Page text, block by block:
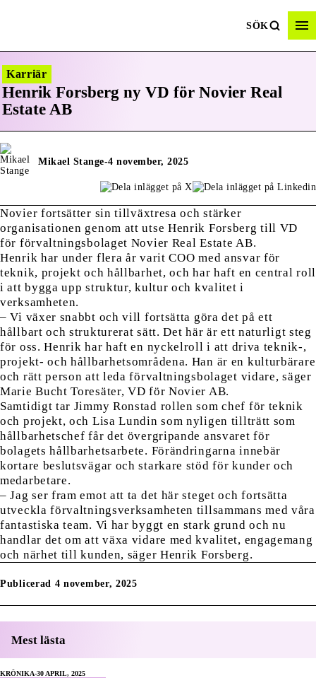
SÖK
Karriär
Henrik Forsberg ny VD för Novier Real
Estate AB
Mikael Stange-4 november, 2025
Novier fortsätter sin tillväxtresa och stärker
organisationen genom att utse Henrik Forsberg till VD
för förvaltningsbolaget Novier Real Estate AB.
Henrik har under flera år varit COO med ansvar för
teknik, projekt och hållbarhet, och har haft en central roll
i att bygga upp struktur, kultur och kvalitet i
verksamheten.
– Vi växer snabbt och vill fortsätta göra det på ett
hållbart och strukturerat sätt. Det här är ett naturligt steg
för oss. Henrik har haft en nyckelroll i att driva teknik-,
projekt- och hållbarhetsområdena. Han är en kulturbärare
och rätt person att leda förvaltningsbolaget vidare, säger
Marie Bucht Toresäter, VD för Novier AB.
Samtidigt tar Jimmy Ronstad rollen som chef för teknik
och projekt, och Lisa Lundin som nyligen tillträtt som
hållbarhetschef får det övergripande ansvaret för
bolagets hållbarhetsarbete. Förändringarna innebär
kortare beslutsvägar och starkare stöd för kunder och
medarbetare.
– Jag ser fram emot att ta det här steget och fortsätta
utveckla förvaltningsverksamheten tillsammans med våra
fantastiska team. Vi har byggt en stark grund och nu
handlar det om att växa vidare med kvalitet, engagemang
och närhet till kunden, säger Henrik Forsberg.
Publicerad 4 november, 2025
Mest lästa
KRÖNIKA 30 APRIL, 2025